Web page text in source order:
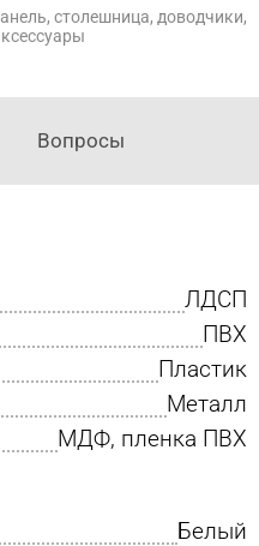
столешница, доводчики,
Вопросы
ЛДСП
ПВХ
Пластик
Металл
МДФ, пленка ПВХ
Белый